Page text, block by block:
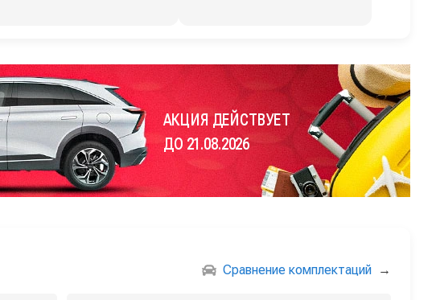
АКЦИЯ ДЕЙСТВУЕТ
ДО 21.08.2026
Сравнение комплектаций →